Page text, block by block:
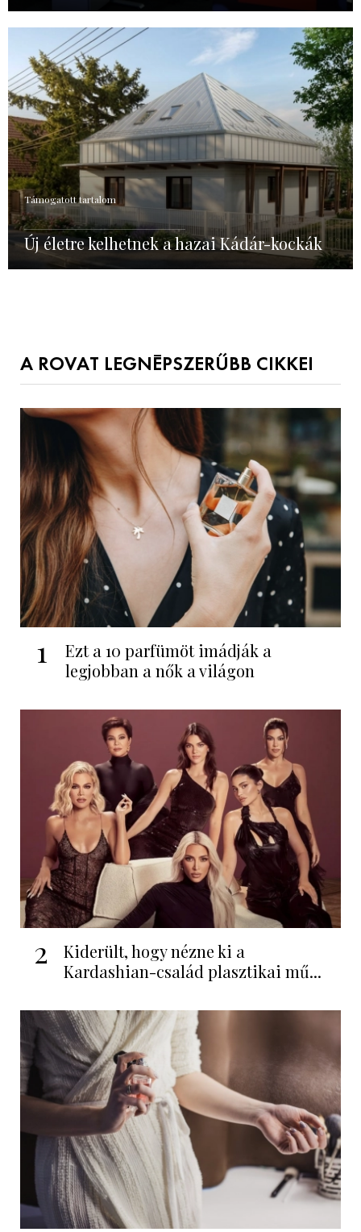
Támogatott tartalom
Új életre kelhetnek a hazai Kádár-kockák
A ROVAT LEGNÉPSZERŰBB CIKKEI
1
Ezt a 10 parfümöt imádják a
legjobban a nők a világon
2
Kiderült, hogy nézne ki a
Kardashian-család plasztikai mű...